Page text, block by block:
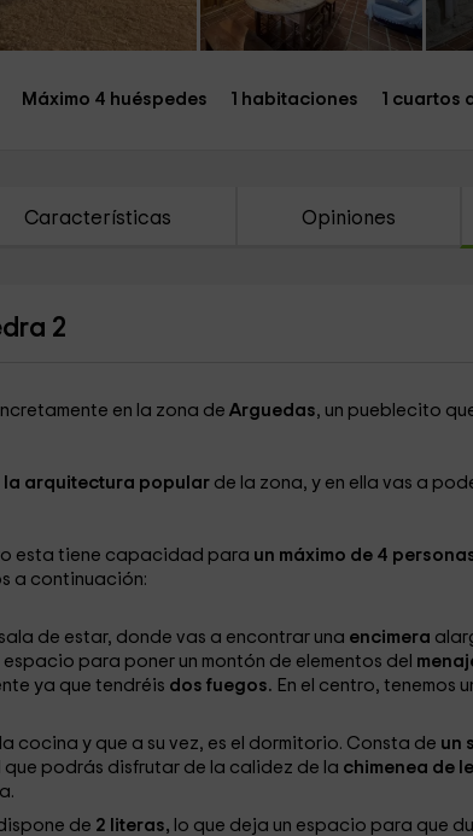
Máximo 4 huéspedes 1 habitaciones 1 cuartos
Características Opiniones
2
en la zona de Arguedas, un pueblecito
arquitectura popular de la zona, y en ella vas a
esta tiene capacidad para un máximo de 4
a continuación:
de estar, donde vas a encontrar una encimera
para poner un montón de elementos del
ya que tendréis dos fuegos. En el centro, tenemos
y que a su vez, es el dormitorio. Consta de un
que podrás disfrutar de la calidez de la chimenea de
de 2 literas, lo que deja un espacio para que